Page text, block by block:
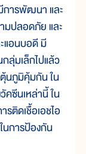
ารพัฒนา และ
มปลอดภัย และ
แอนบอดี มี
ลุ่มเล็กไปแล้ว
นภูมิคุ้มกัน ใน
คซีนเหล่านี้ ใน
ติดเชื้อเอชไอ
นการป้องกัน